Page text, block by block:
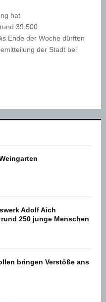
hat
39.500
Ende der Woche dürften
der Stadt bei
Adolf Aich
250 junge Menschen
bringen Verstöße ans